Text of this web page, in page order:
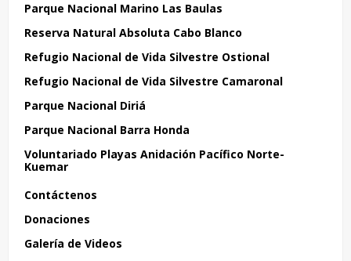
Parque Nacional Marino Las Baulas
Reserva Natural Absoluta Cabo Blanco
Refugio Nacional de Vida Silvestre Ostional
Refugio Nacional de Vida Silvestre Camaronal
Parque Nacional Diriá
Parque Nacional Barra Honda
Voluntariado Playas Anidación Pacífico Norte-
Kuemar
Contáctenos
Donaciones
Galería de Videos